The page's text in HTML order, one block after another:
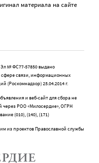
материала на сайте
№ ФС77-57850 выдано
сфере связи, информационных
(Роскомнадзор) 25.04.2014 г.
и веб-сайт для сбора не
через РОО «Милосердие», ОГРН
(010), (140), (171)
из проектов Православной службы